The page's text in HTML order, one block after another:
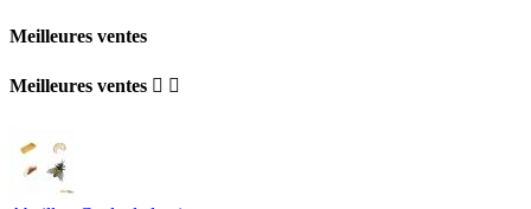
Meilleures ventes
Meilleures ventes  